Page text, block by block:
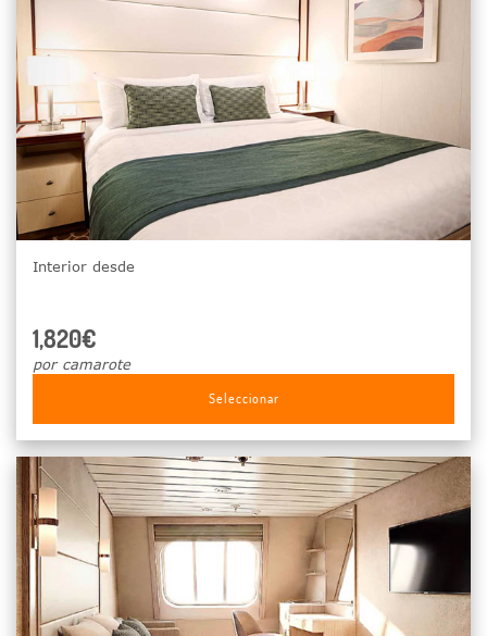
Interior desde
1,820€
por camarote
Seleccionar